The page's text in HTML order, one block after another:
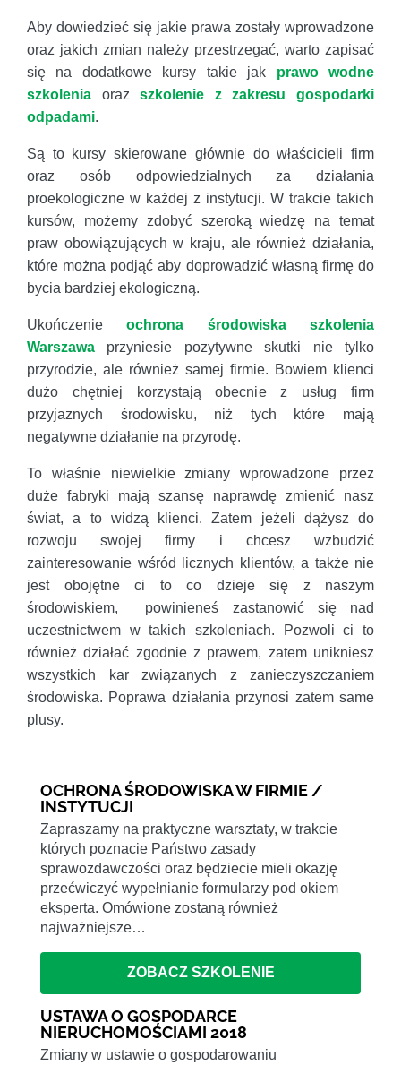
Aby dowiedzieć się jakie prawa zostały wprowadzone
oraz jakich zmian należy przestrzegać, warto zapisać
się na dodatkowe kursy takie jak prawo wodne
szkolenia orazszkolenie z zakresu gospodarki
odpadami.
Są to kursy skierowane głównie do właścicieli firm
oraz osób odpowiedzialnych za działania
proekologiczne w każdej z instytucji. W trakcie takich
kursów, możemy zdobyć szeroką wiedzę na temat
praw obowiązujących w kraju, ale również działania,
które można podjąć aby doprowadzić własną firmę do
bycia bardziej ekologiczną.
Ukończenieochrona środowiska szkolenia
Warszawa przyniesie pozytywne skutki nie tylko
przyrodzie, ale również samej firmie. Bowiem klienci
dużo chętniej korzystają obecnie z usług firm
przyjaznych środowisku, niż tych które mają
negatywne działanie na przyrodę.
To właśnie niewielkie zmiany wprowadzone przez
duże fabryki mają szansę naprawdę zmienić nasz
świat, a to widzą klienci. Zatem jeżeli dążysz do
rozwoju swojej firmy i chcesz wzbudzić
zainteresowanie wśród licznych klientów, a także nie
jest obojętne ci to co dzieje się z naszym
środowiskiem, powinieneś zastanowić się nad
uczestnictwem w takich szkoleniach. Pozwoli ci to
również działać zgodnie z prawem, zatem unikniesz
wszystkich kar związanych z zanieczyszczaniem
środowiska. Poprawa działania przynosi zatem same
plusy.
OCHRONA ŚRODOWISKA W FIRMIE /
INSTYTUCJI
Zapraszamy na praktyczne warsztaty, w trakcie
których poznacie Państwo zasady
sprawozdawczości oraz będziecie mieli okazję
przećwiczyć wypełnianie formularzy pod okiem
eksperta. Omówione zostaną również
najważniejsze…
ZOBACZ SZKOLENIE
USTAWA O GOSPODARCE
NIERUCHOMOŚCIAMI 2018
Zmiany w ustawie o gospodarowaniu